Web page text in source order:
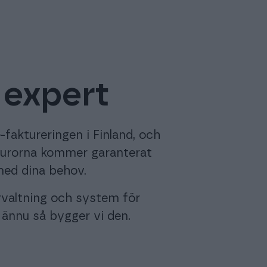
expert
i Finland, och
kommer garanterat
dina behov.
och system för
så bygger vi den.